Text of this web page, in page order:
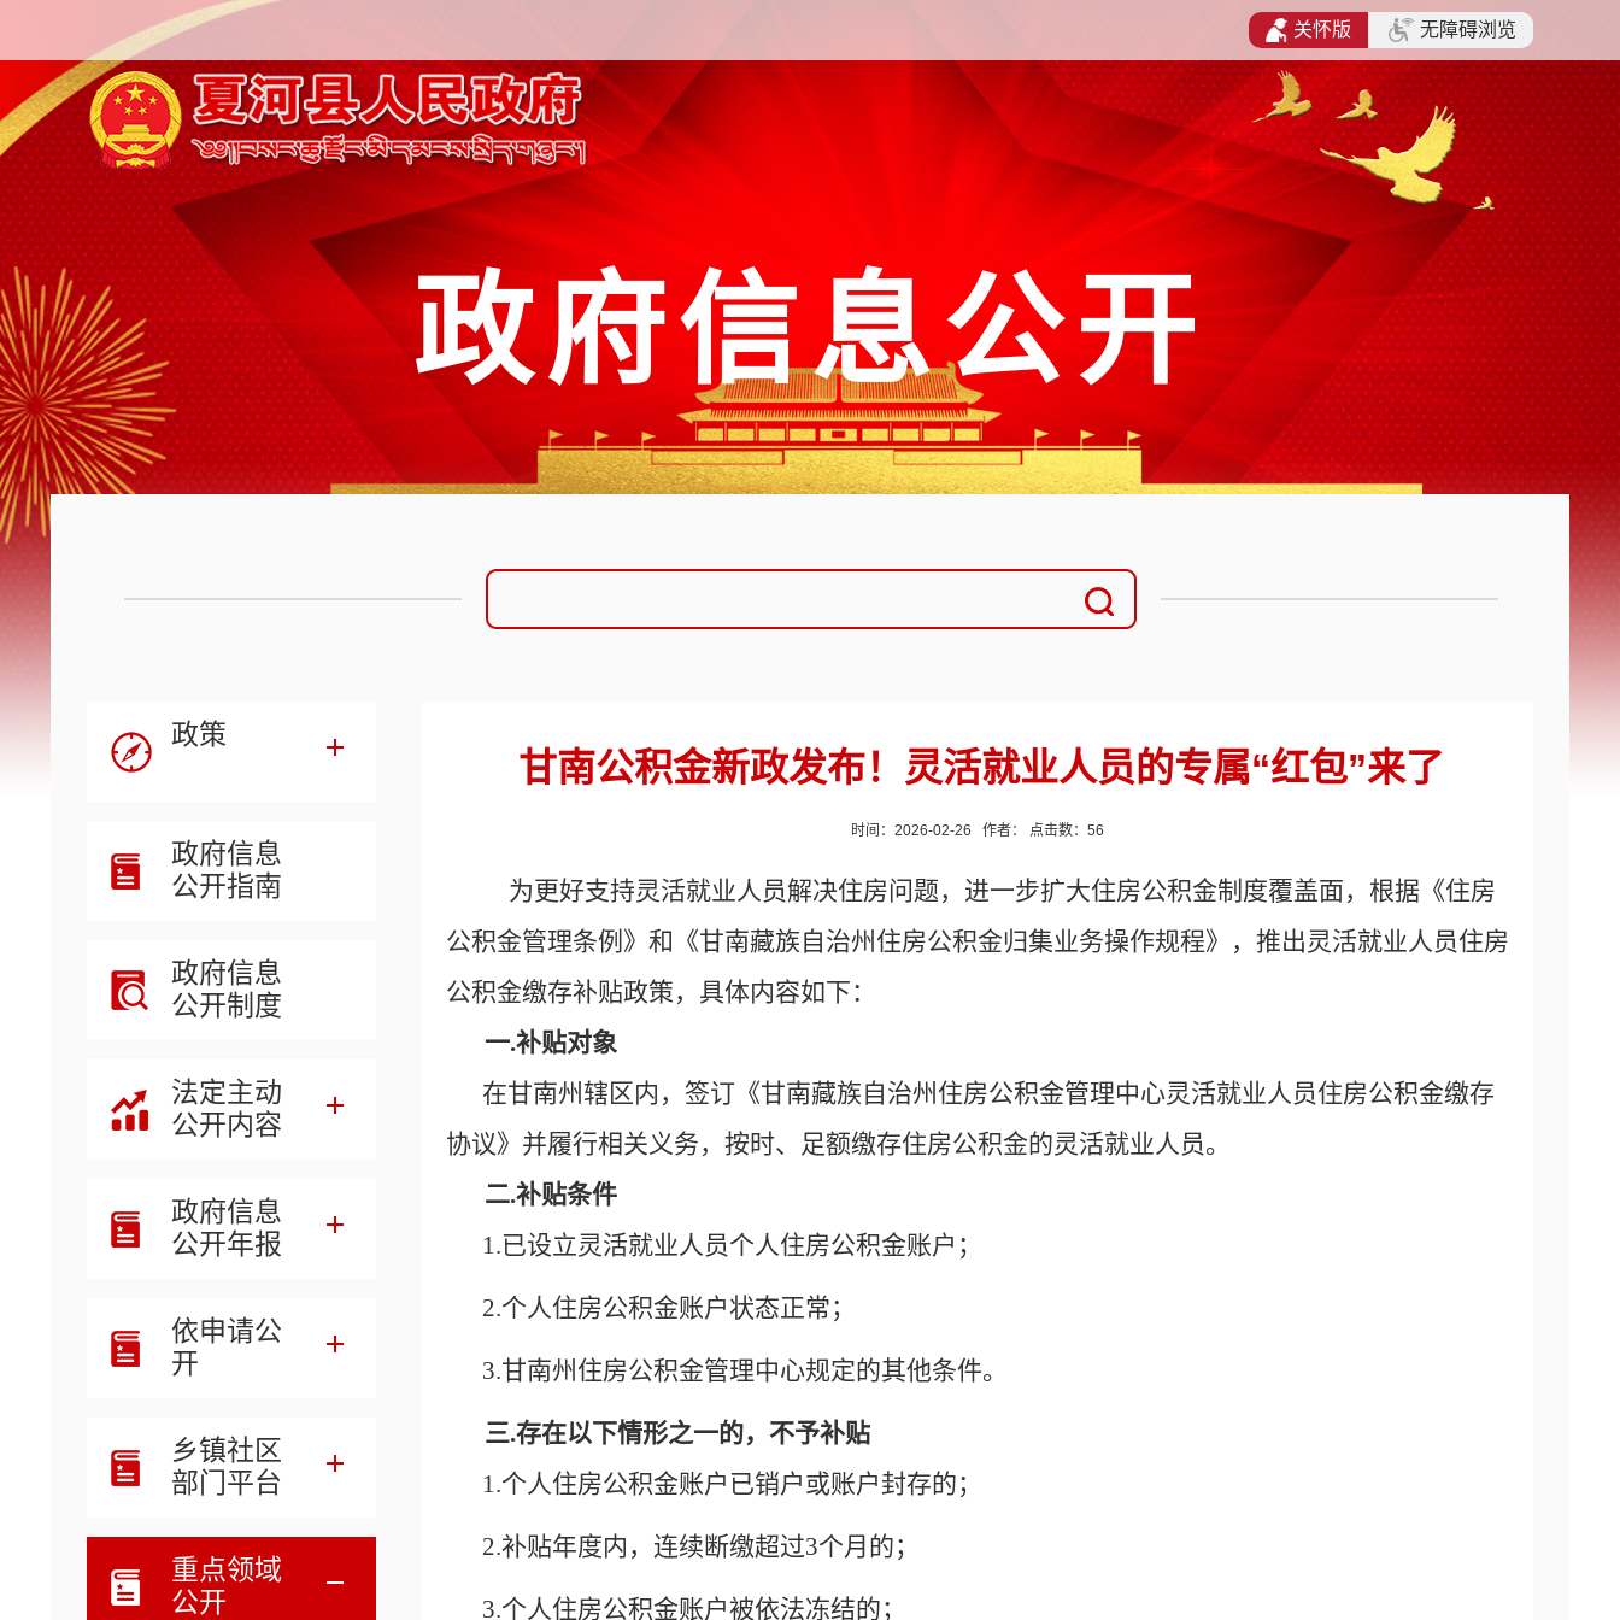
政府信息公开
政策
政府信息
公开指南
政府信息
公开制度
法定主动
公开内容
政府信息
公开年报
依申请公
开
乡镇社区
部门平台
重点领域
公开
甘南公积金新政发布！灵活就业人员的专属“红包”来了
时间：2026-02-26 作者： 点击数： 56
为更好支持灵活就业人员解决住房问题，进一步扩大住房公积金制度覆盖面，根据《住房
公积金管理条例》和《甘南藏族自治州住房公积金归集业务操作规程》，推出灵活就业人员住房
公积金缴存补贴政策，具体内容如下：
一.补贴对象
在甘南州辖区内，签订《甘南藏族自治州住房公积金管理中心灵活就业人员住房公积金缴存
协议》并履行相关义务，按时、足额缴存住房公积金的灵活就业人员。
二.补贴条件
1.已设立灵活就业人员个人住房公积金账户；
2.个人住房公积金账户状态正常；
3.甘南州住房公积金管理中心规定的其他条件。
三.存在以下情形之一的，不予补贴
1.个人住房公积金账户已销户或账户封存的；
2.补贴年度内，连续断缴超过3个月的；
3.个人住房公积金账户被依法冻结的；
关怀版 无障碍浏览